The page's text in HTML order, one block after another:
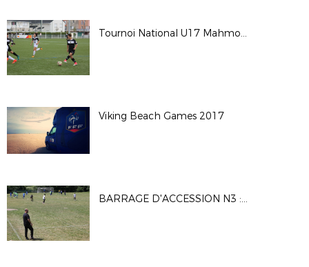
Tournoi National U17 Mahmoud TIARCI - Saison 2017-2018
Viking Beach Games 2017
BARRAGE D'ACCESSION N3 : MATCH1